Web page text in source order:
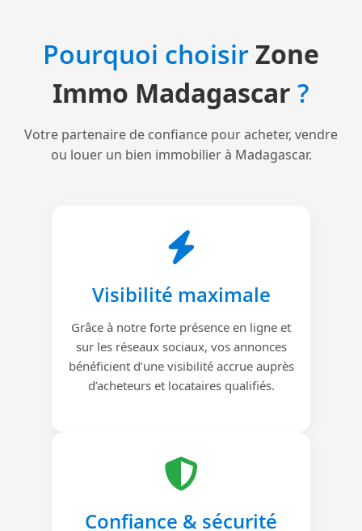
Pourquoi choisirZone
Immo Madagascar ?
Votre partenaire de confiance pour acheter, vendre
ou louer un bien immobilier à Madagascar.
Visibilité maximale
Grâce à notre forte présence en ligne et
sur les réseaux sociaux, vos annonces
bénéficient d’une visibilité accrue auprès
d’acheteurs et locataires qualifiés.
Confiance & sécurité